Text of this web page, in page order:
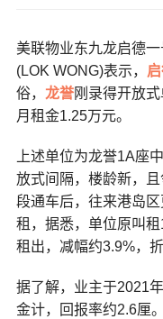
美联物业东九龙启德
(LOK WONG)表示，
俗， 龙誉刚录得开放
月租金1.25万元。
上述单位为龙誉1A座
放式间隔，楼龄新，
段通车后，往来港岛
租，据悉，单位原叫
租出，减幅约3.9%，
据了解，业主于2021
金计，回报率约2.6厘。